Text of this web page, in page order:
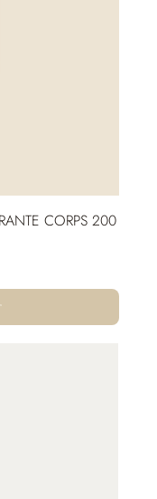
CORPS 200